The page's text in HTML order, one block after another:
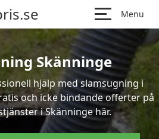
Menu
Skänninge
hjälp med slamsugning i
och icke bindande offerter på
i Skänninge här.